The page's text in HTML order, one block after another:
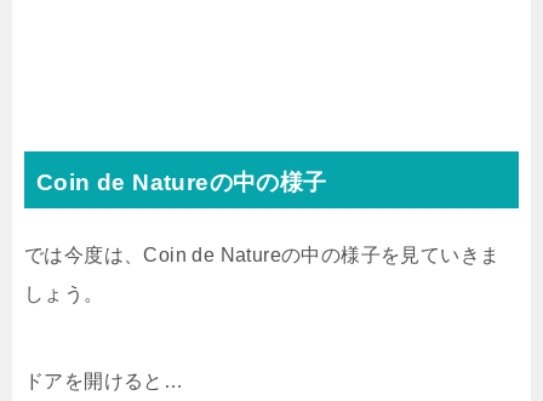
Coin de Natureの中の様子
では今度は、Coin de Natureの中の様子を見ていきま
しょう。
ドアを開けると…